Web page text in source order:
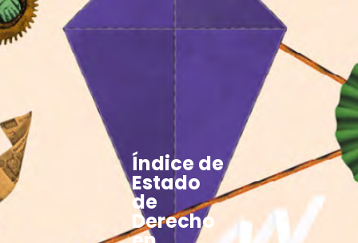
Índice de
Estado
de
Derecho